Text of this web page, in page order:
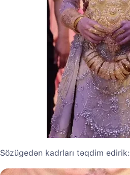
Sözügedən kadrları təqdim edirik: